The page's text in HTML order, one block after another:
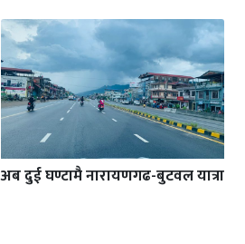
अब दुई घण्टामै नारायणगढ-बुटवल यात्रा